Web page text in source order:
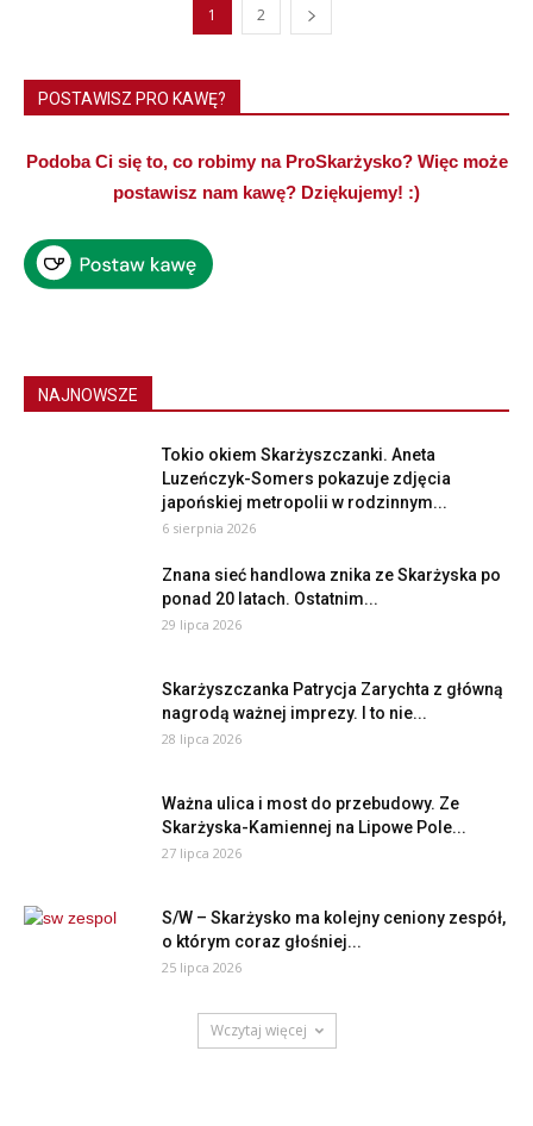
1 2
POSTAWISZ PRO KAWĘ?
Podoba Ci się to, co robimy na ProSkarżysko? Więc może
postawisz nam kawę? Dziękujemy! :)
NAJNOWSZE
Tokio okiem Skarżyszczanki. Aneta
Luzeńczyk-Somers pokazuje zdjęcia
japońskiej metropolii w rodzinnym...
6 sierpnia 2026
Znana sieć handlowa znika ze Skarżyska po
ponad 20 latach. Ostatnim...
29 lipca 2026
Skarżyszczanka Patrycja Zarychta z główną
nagrodą ważnej imprezy. I to nie...
28 lipca 2026
Ważna ulica i most do przebudowy. Ze
Skarżyska-Kamiennej na Lipowe Pole...
27 lipca 2026
S/W – Skarżysko ma kolejny ceniony zespół,
o którym coraz głośniej...
25 lipca 2026
Wczytaj więcej